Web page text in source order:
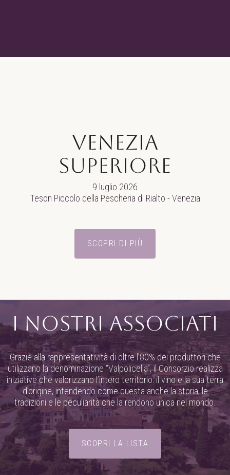
VENEZIA
SUPERIORE
9 luglio 2026
Teson Piccolo della Pescheria di Rialto - Venezia
SCOPRI DI PIÙ
I nostri associati
Grazie alla rappresentatività di oltre l’80% dei produttori che
utilizzano la denominazione “Valpolicella”, il Consorzio realizza
iniziative che valorizzano l’intero territorio: il vino e la sua terra
d’origine, intendendo come questa anche la storia, le
tradizioni e le peculiarità che la rendono unica nel mondo.
SCOPRI LA LISTA